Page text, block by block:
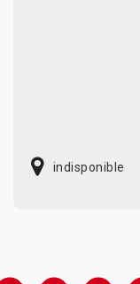
indisponible